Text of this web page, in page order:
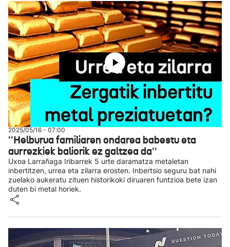
2025/05/16 - 07:00
''Helburua familiaren ondarea babestu eta
aurrezkiek baliorik ez galtzea da''
Uxoa Larrañaga Iribarrek 5 urte daramatza metaletan
inbertitzen, urrea eta zilarra erosten. Inbertsio seguru bat nahi
zuelako aukeratu zituen historikoki diruaren funtzioa bete izan
duten bi metal horiek.